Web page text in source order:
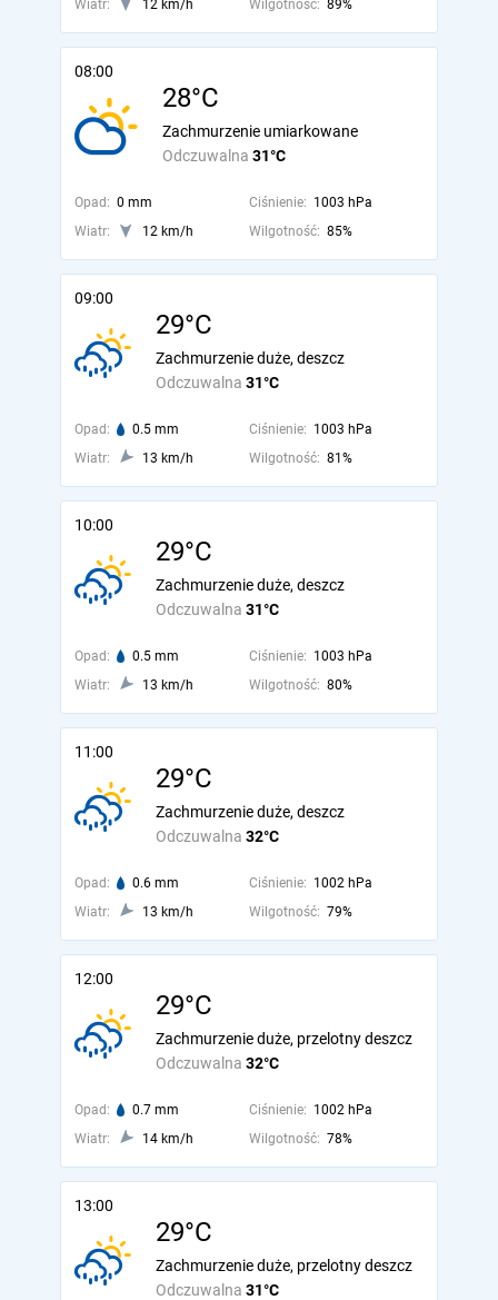
Wiatr: 12 km/h Wilgotność: 89%
08:00
28°C
Odczuwalna 31°C
Zachmurzenie umiarkowane
Opad: 0 mm Ciśnienie: 1003 hPa
Wiatr:
12 km/h Wilgotność: 85%
09:00
29°C
Odczuwalna 31°C
Zachmurzenie duże, deszcz
Opad: 0.5 mm Ciśnienie: 1003 hPa
Wiatr:
13 km/h Wilgotność: 81%
10:00
29°C
Odczuwalna 31°C
Zachmurzenie duże, deszcz
Opad: 0.5 mm Ciśnienie: 1003 hPa
Wiatr:
13 km/h Wilgotność: 80%
11:00
29°C
Odczuwalna 32°C
Zachmurzenie duże, deszcz
Opad: 0.6 mm Ciśnienie: 1002 hPa
Wiatr:
13 km/h Wilgotność: 79%
12:00
29°C
Odczuwalna 32°C
Zachmurzenie duże, przelotny deszcz
Opad: 0.7 mm Ciśnienie: 1002 hPa
Wiatr:
14 km/h Wilgotność: 78%
13:00
29°C
Odczuwalna 31°C
Zachmurzenie duże, przelotny deszcz